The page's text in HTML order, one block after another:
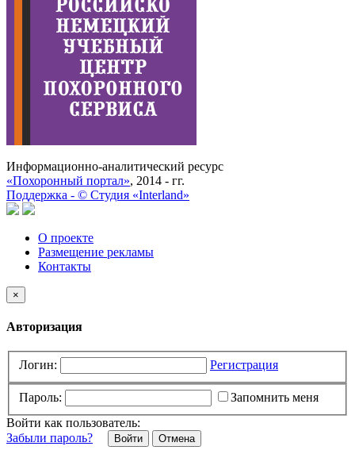
Информационно-аналитический ресурс
«Похоронный портал», 2014 - гг.
Поддержка - © Cтудия «Interland»
О проекте
Размещение рекламы
Контакты
×
Авторизация
Логин: Регистрация
Пароль:
Запомнить меня
Войти как пользователь:
Забыли пароль?
Отмена